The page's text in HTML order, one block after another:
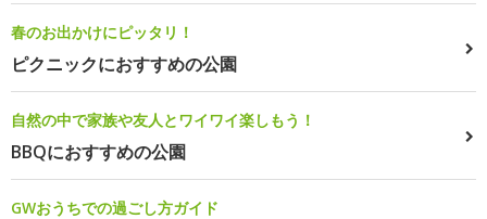
春のお出かけにピッタリ！
ピクニックにおすすめの公園
自然の中で家族や友人とワイワイ楽しもう！
BBQにおすすめの公園
GWおうちでの過ごし方ガイド